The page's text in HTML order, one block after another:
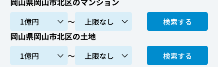
〜 検索する
岡山県岡山市北区の土地
〜 検索する